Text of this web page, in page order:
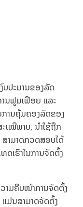
ປະມານຂອງລັດ
ນຟູມເຟືອຍ ແລະ
ການຄຸ້ມຄອງລົດຂອງ
ເໝີພາບ, ນຳໃຊ້ຖືກ
ສາມາດກວດສອບໄດ້
ດເຮົາໃນການຈັດຕັ້ງ
າມຄືບໜ້າການຈັດຕັ້ງ
ມ່ນສາມາດຈັດຕັ້ງ